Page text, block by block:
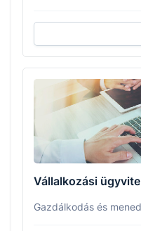
Vállalkozási
Gazdálkodás és